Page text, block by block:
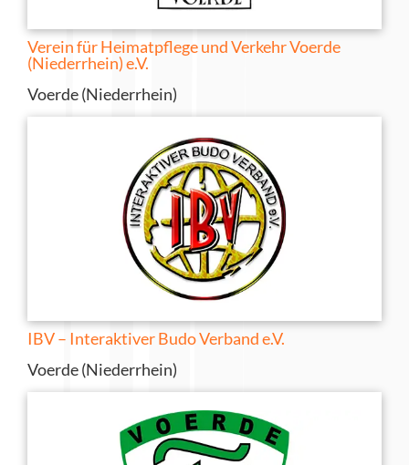
Verein für Heimatpflege und Verkehr Voerde
(Niederrhein) e.V.
Voerde (Niederrhein)
IBV – Interaktiver Budo Verband e.V.
Voerde (Niederrhein)